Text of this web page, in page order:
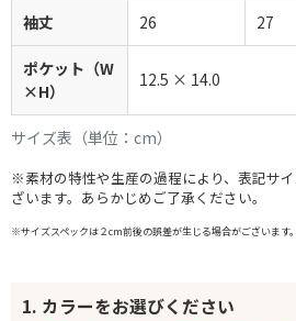
サイズ表（単位：cm）
袖丈 26 27
ポケット（W
×H）
12.5 × 14.0
※素材の特性や生産の過程により、表記サ
ざいます。あらかじめご了承ください。
※サイズスペックは２cm前後の誤差が生じる場合がございます。
1. カラーをお選びください